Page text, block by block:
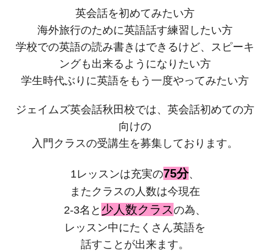
英会話を初めてみたい方
海外旅行のために英語話す練習したい方
学校での英語の読み書きはできるけど、スピーキ
ングも出来るようになりたい方
学生時代ぶりに英語をもう一度やってみたい方
ジェイムズ英会話秋田校では、英会話初めての方
向けの
入門クラスの受講生を募集しております。
1レッスンは充実の75分、
またクラスの人数は今現在
2-3名と 少人数クラスの為、
レッスン中にたくさん英語を
話すことが出来ます。